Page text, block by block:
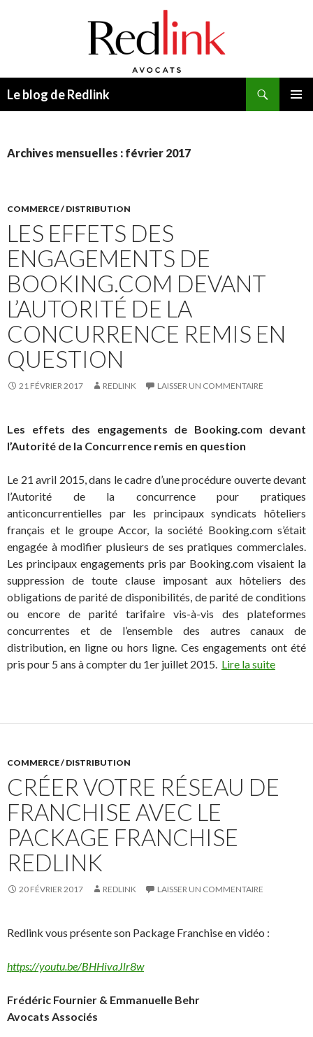
Le blog de Redlink
Archives mensuelles : février 2017
COMMERCE / DISTRIBUTION
LES EFFETS DES
ENGAGEMENTS DE
BOOKING.COM DEVANT
L’AUTORITÉ DE LA
CONCURRENCE REMIS EN
QUESTION
21 FÉVRIER 2017 REDLINK LAISSER UN COMMENTAIRE
Les effets des engagements de Booking.com devant
l’Autorité de la Concurrence remis en question
Le 21 avril 2015, dans le cadre d’une procédure ouverte devant
l’Autorité de la concurrence pour pratiques
anticoncurrentielles par les principaux syndicats hôteliers
français et le groupe Accor, la société Booking.com s’était
engagée à modifier plusieurs de ses pratiques commerciales.
Les principaux engagements pris par Booking.com visaient la
suppression de toute clause imposant aux hôteliers des
obligations de parité de disponibilités, de parité de conditions
ou encore de parité tarifaire vis-à-vis des plateformes
concurrentes et de l’ensemble des autres canaux de
distribution, en ligne ou hors ligne. Ces engagements ont été
pris pour 5 ans à compter du 1er juillet 2015. Lire la suite
COMMERCE / DISTRIBUTION
CRÉER VOTRE RÉSEAU DE
FRANCHISE AVEC LE
PACKAGE FRANCHISE
REDLINK
20 FÉVRIER 2017 REDLINK LAISSER UN COMMENTAIRE
Redlink vous présente son Package Franchise en vidéo :
https://youtu.be/BHHivaJlr8w
Frédéric Fournier & Emmanuelle Behr
Avocats Associés